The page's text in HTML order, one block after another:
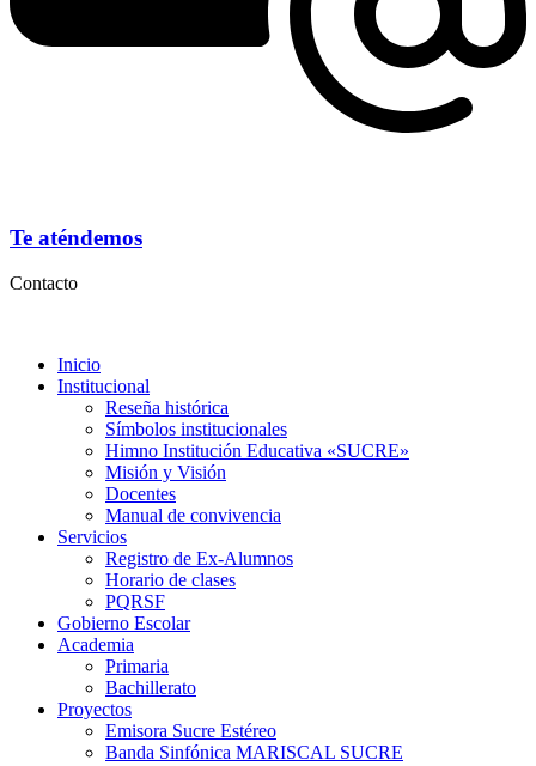
Te aténdemos
Contacto
Inicio
Institucional
Reseña histórica
Símbolos institucionales
Himno Institución Educativa «SUCRE»
Misión y Visión
Docentes
Manual de convivencia
Servicios
Registro de Ex-Alumnos
Horario de clases
PQRSF
Gobierno Escolar
Academia
Primaria
Bachillerato
Proyectos
Emisora Sucre Estéreo
Banda Sinfónica MARISCAL SUCRE